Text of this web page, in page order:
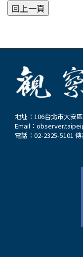
地址：106台北市大安
Email：
電話：02-2325-5101